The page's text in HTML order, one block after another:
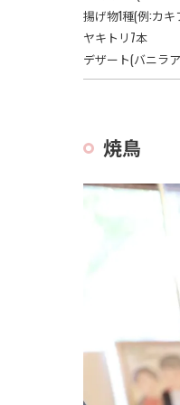
揚げ物1種(例:カ
ヤキトリ7本
デザート(バニラ
焼鳥